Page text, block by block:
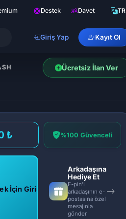
Destek Davet TR
Giriş Yap Kayıt Ol
Ücretsiz İlan Ver
₺ %100 Güvenceli
İçin Giriş Yap
Arkadaşına
Hediye Et
E-pin'i
arkadaşının e-
postasına özel
mesajınla
gönder